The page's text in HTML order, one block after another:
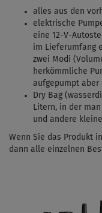
alles aus den
elektrische
eine 12-V-
im Lieferumfang
zwei Modi
herkömmliche
aufgepumpt aber
Dry Bag
Litern, in der
und andere
Wenn Sie das Produkt
dann alle einzelnen